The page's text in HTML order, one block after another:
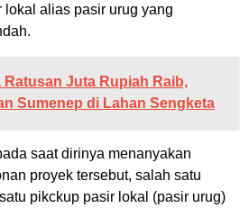
lokal alias pasir urug yang
Ratusan Juta Rupiah Raib,
Sumenep di Lahan Sengketa
saat dirinya menanyakan
proyek tersebut, salah satu
pikckup pasir lokal (pasir urug)